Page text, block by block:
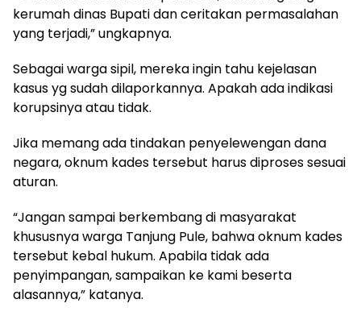
kerumah dinas Bupati dan ceritakan permasalahan
yang terjadi,” ungkapnya.
Sebagai warga sipil, mereka ingin tahu kejelasan
kasus yg sudah dilaporkannya. Apakah ada indikasi
korupsinya atau tidak.
Jika memang ada tindakan penyelewengan dana
negara, oknum kades tersebut harus diproses sesuai
aturan.
“Jangan sampai berkembang di masyarakat
khususnya warga Tanjung Pule, bahwa oknum kades
tersebut kebal hukum. Apabila tidak ada
penyimpangan, sampaikan ke kami beserta
alasannya,” katanya.